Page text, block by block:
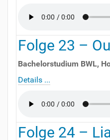
Folge 23 –
Bachelorstudium BWL,
Details ...
Folge 24 –